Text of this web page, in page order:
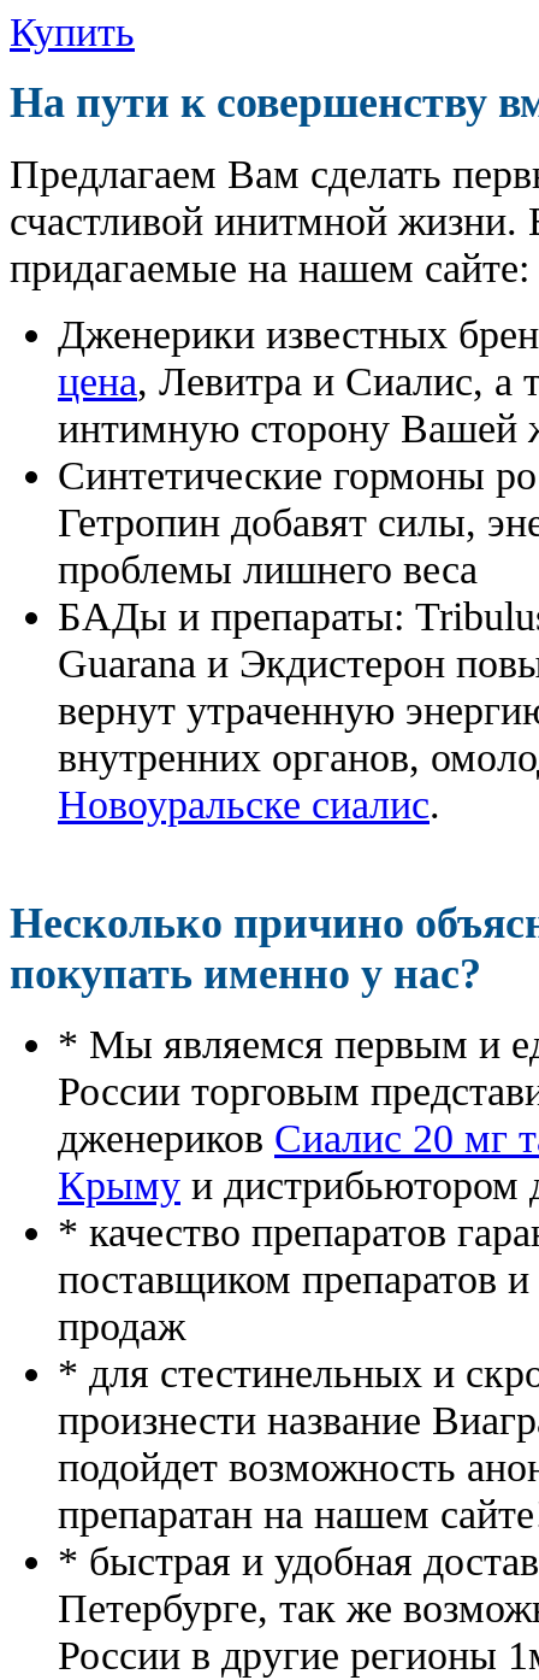
Купить
На пути к совершенству
Предлагаем Вам сделать
счастливой инитмной жизни.
придагаемые на нашем сайте:
Дженерики известных
цена, Левитра и Сиалис, а
интимную сторону Вашей
Синтетические гормоны
Гетропин добавят силы,
проблемы лишнего веса
БАДы и препараты:
Guarana и Экдистерон
вернут утраченную
внутренних органов,
Новоуральске сиалис.
Несколько причино
покупать именно у нас?
* Мы являемся первым и
России торговым
дженериков Сиалис 20 мг
Крыму и дистрибьютором
* качество препаратов
поставщиком препаратов
продаж
* для стестинельных и
произнести название
подойдет возможность
препаратан на нашем
* быстрая и удобная
Петербурге, так же
России в другие регионы